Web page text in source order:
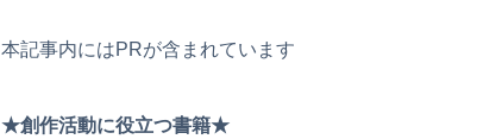
本記事内にはPRが含まれています
★創作活動に役立つ書籍★